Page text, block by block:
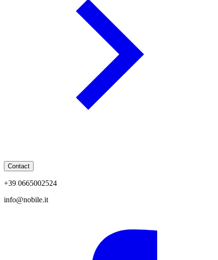
Contact
+39 0665002524
info@nobile.it